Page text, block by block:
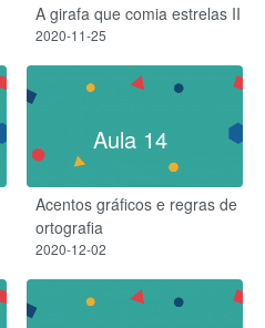
A girafa que comia estrelas II
2020-11-25
Aula 14
Acentos gráficos e regras de
ortografia
2020-12-02